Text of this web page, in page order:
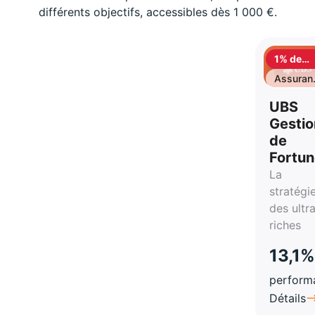
différents objectifs, accessibles dès 1 000 €.
1% de
UBS
de
La
des
riches
13,1%
Détails